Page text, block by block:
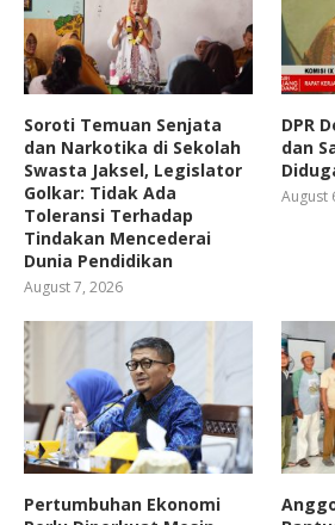
Soroti Temuan Senjata
dan Narkotika di Sekolah
Swasta Jaksel, Legislator
Golkar: Tidak Ada
Toleransi Terhadap
Tindakan Mencederai
Dunia Pendidikan
August 7, 2026
DPR
dan
August
Pertumbuhan Ekonomi